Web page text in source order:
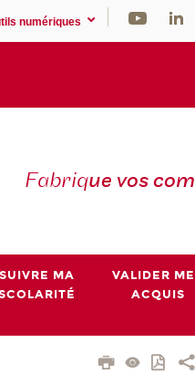
numériques
Fabrique vos
SUIVRE MA
VALIDER
ACQUIS